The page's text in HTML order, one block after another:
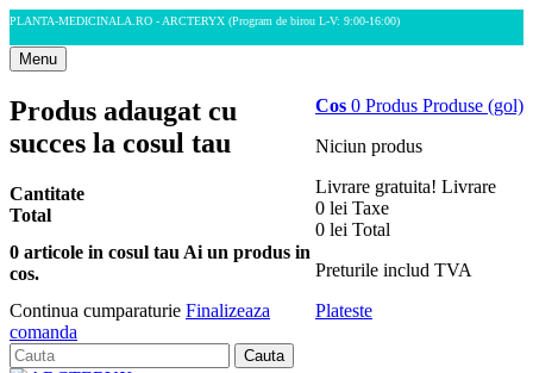
PLANTA-MEDICINALA.RO - ARCTERYX (Program de birou L-V: 9:00-16:00)
Menu
Cos 0 Produs Produse (gol)
Niciun produs
Livrare gratuita! Livrare
0 lei Taxe
0 lei Total
Preturile includ TVA
Plateste
Produs adaugat cu
succes la cosul tau
Cantitate
Total
0 articole in cosul tau Ai un produs in
cos.
Continua cumparaturie Finalizeaza
comanda
Cauta